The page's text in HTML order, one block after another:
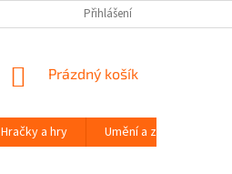
Přihlášení
NÁKUPNÍ
Prázdný košík
Hračky a hry Umění a zábava